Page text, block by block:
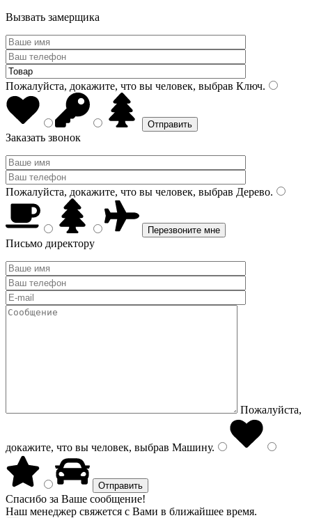
Вызвать замерщика
Пожалуйста, докажите, что вы человек, выбрав Ключ.
Заказать звонок
Пожалуйста, докажите, что вы человек, выбрав Дерево.
Письмо директору
Пожалуйста,
докажите, что вы человек, выбрав Машину.
Спасибо за Ваше сообщение!
Наш менеджер свяжется с Вами в ближайшее время.